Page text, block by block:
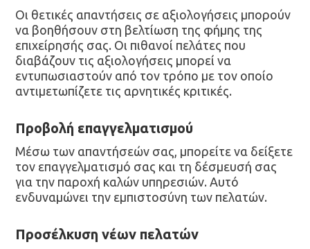
Οι θετικές απαντήσεις σε αξιολογήσεις μπορούν
να βοηθήσουν στη βελτίωση της φήμης της
επιχείρησής σας. Οι πιθανοί πελάτες που
διαβάζουν τις αξιολογήσεις μπορεί να
εντυπωσιαστούν από τον τρόπο με τον οποίο
αντιμετωπίζετε τις αρνητικές κριτικές.
Προβολή επαγγελματισμού
Μέσω των απαντήσεών σας, μπορείτε να δείξετε
τον επαγγελματισμό σας και τη δέσμευσή σας
για την παροχή καλών υπηρεσιών. Αυτό
ενδυναμώνει την εμπιστοσύνη των πελατών.
Προσέλκυση νέων πελατών